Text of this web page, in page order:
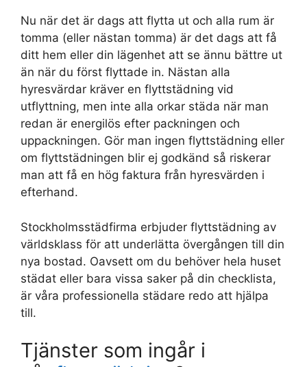
Nu när det är dags att flytta ut och alla rum är
tomma (eller nästan tomma) är det dags att få
ditt hem eller din lägenhet att se ännu bättre ut
än när du först flyttade in. Nästan alla
hyresvärdar kräver en flyttstädning vid
utflyttning, men inte alla orkar städa när man
redan är energilös efter packningen och
uppackningen. Gör man ingen flyttstädning eller
om flyttstädningen blir ej godkänd så riskerar
man att få en hög faktura från hyresvärden i
efterhand.
Stockholmsstädfirma erbjuder flyttstädning av
världsklass för att underlätta övergången till din
nya bostad. Oavsett om du behöver hela huset
städat eller bara vissa saker på din checklista,
är våra professionella städare redo att hjälpa
till.
Tjänster som ingår i